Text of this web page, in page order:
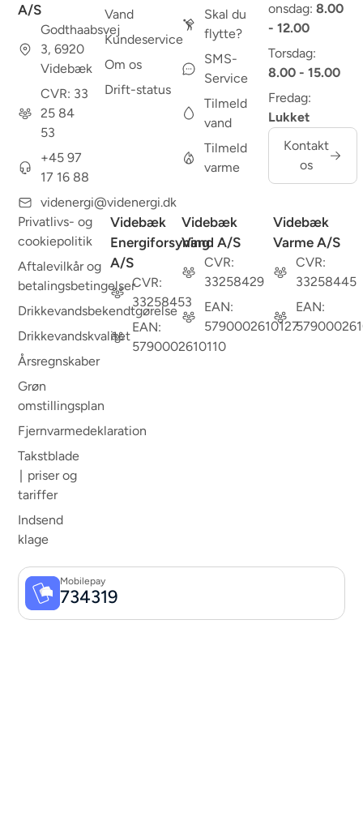
A/S
Godthaabsvej
3, 6920
Videbæk
CVR: 33
25 84
53
+45 97
17 16 88
videnergi@videnergi.dk
Vand
Kundeservice
Om os
Drift-status
Skal du
flytte?
SMS-
Service
Tilmeld
vand
Tilmeld
varme
onsdag: 8.00
- 12.00
Torsdag:
8.00 - 15.00
Fredag:
Lukket
Kontakt
os
Privatlivs- og
cookiepolitik
Aftalevilkår og
betalingsbetingelser
Drikkevandsbekendtgørelse
Drikkevandskvalitet
Årsregnskaber
Grøn
omstillingsplan
Fjernvarmedeklaration
Takstblade
∣ priser og
tariffer
Indsend
klage
Videbæk
Energiforsyning
A/S
CVR:
33258453
EAN:
5790002610110
Videbæk
Vand A/S
CVR:
33258429
EAN:
5790002610127
Videbæk
Varme A/S
CVR:
33258445
EAN:
Mobilepay
734319